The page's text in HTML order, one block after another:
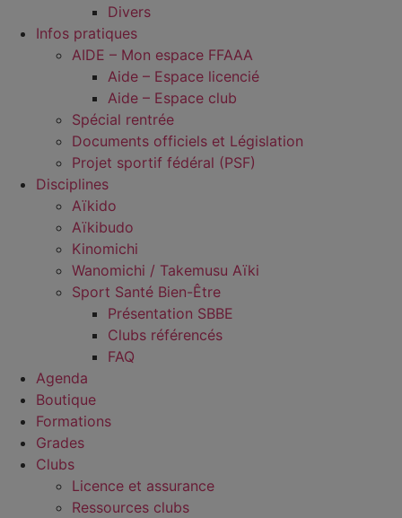
Divers
Infos pratiques
AIDE – Mon espace FFAAA
Aide – Espace licencié
Aide – Espace club
Spécial rentrée
Documents officiels et Législation
Projet sportif fédéral (PSF)
Disciplines
Aïkido
Aïkibudo
Kinomichi
Wanomichi / Takemusu Aïki
Sport Santé Bien-Être
Présentation SBBE
Clubs référencés
FAQ
Agenda
Boutique
Formations
Grades
Clubs
Licence et assurance
Ressources clubs